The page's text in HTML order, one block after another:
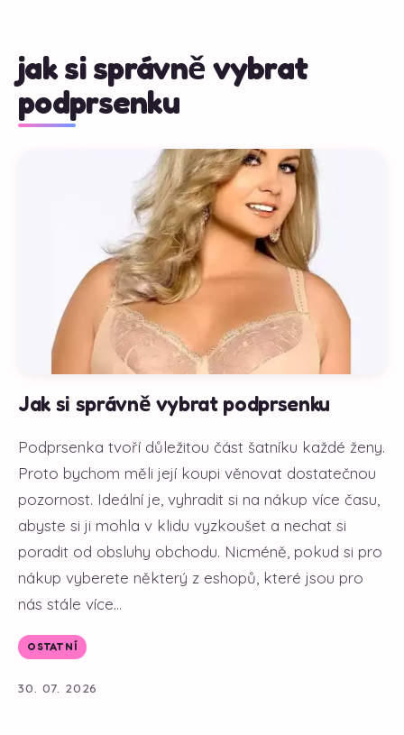
jak si správně vybrat
podprsenku
Jak si správně vybrat podprsenku
Podprsenka tvoří důležitou část šatníku každé ženy.
Proto bychom měli její koupi věnovat dostatečnou
pozornost. Ideální je, vyhradit si na nákup více času,
abyste si ji mohla v klidu vyzkoušet a nechat si
poradit od obsluhy obchodu. Nicméně, pokud si pro
nákup vyberete některý z eshopů, které jsou pro
nás stále více...
OSTATNÍ
30. 07. 2026